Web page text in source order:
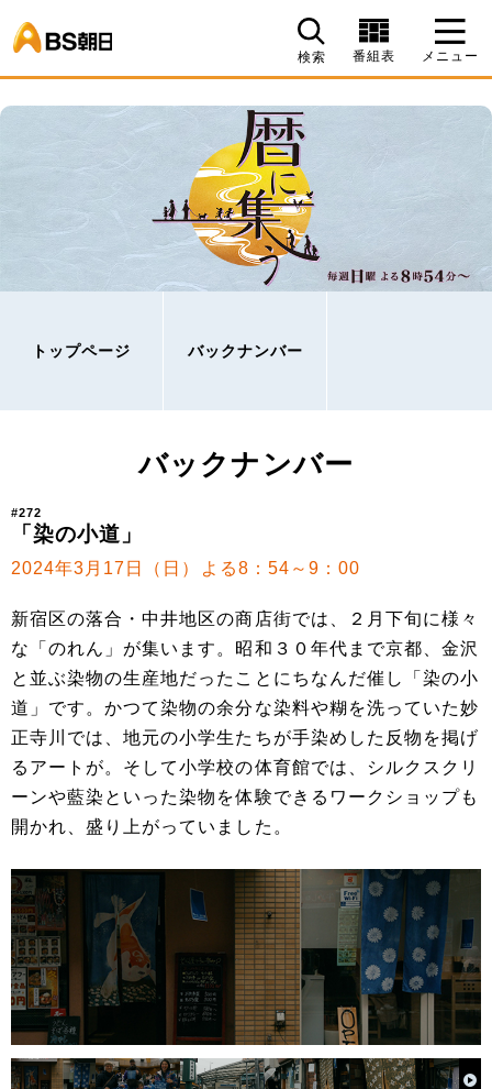
検索 番組表 メニュー
トップページ バックナンバー
バックナンバー
#272
「染の小道」
2024年3月17日（日）よる8：54～9：00
新宿区の落合・中井地区の商店街では、２月下旬に様々
な「のれん」が集います。昭和３０年代まで京都、金沢
と並ぶ染物の生産地だったことにちなんだ催し「染の小
道」です。かつて染物の余分な染料や糊を洗っていた妙
正寺川では、地元の小学生たちが手染めした反物を掲げ
るアートが。そして小学校の体育館では、シルクスクリ
ーンや藍染といった染物を体験できるワークショップも
開かれ、盛り上がっていました。